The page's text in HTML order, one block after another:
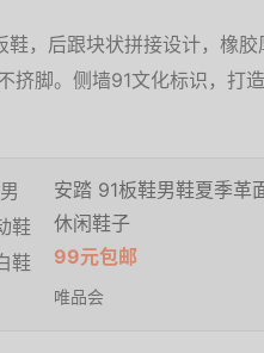
鞋，后跟块状拼接设计，橡
挤脚。侧墙91文化标识，打
安踏 91板鞋男鞋夏季革
休闲鞋子
99元包邮
唯品会